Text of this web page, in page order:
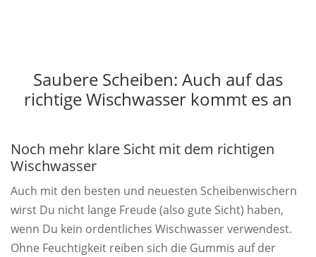
Saubere Scheiben: Auch auf das
richtige Wischwasser kommt es an
Noch mehr klare Sicht mit dem richtigen
Wischwasser
Auch mit den besten und neuesten Scheibenwischern
wirst Du nicht lange Freude (also gute Sicht) haben,
wenn Du kein ordentliches Wischwasser verwendest.
Ohne Feuchtigkeit reiben sich die Gummis auf der